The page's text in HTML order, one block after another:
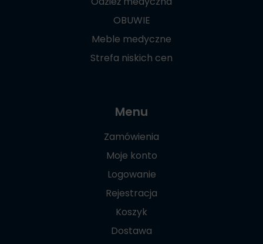
OBUWIE
Meble medyczne
Strefa niskich cen
Menu
Zamówienia
Moje konto
Logowanie
Rejestracja
Koszyk
Dostawa